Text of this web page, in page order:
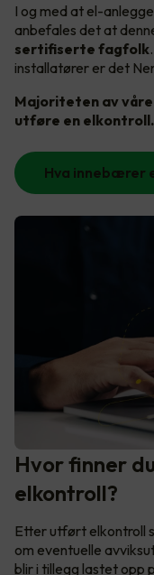
I og med at el-
anbefales det at
sertifiserte fagfolk
installatører er det
Majoriteten av
utføre en elkontroll.
Hva innebærer
Hvor finner
elkontroll?
Etter utført elkontroll
om eventuelle
blir i tillegg lastet opp